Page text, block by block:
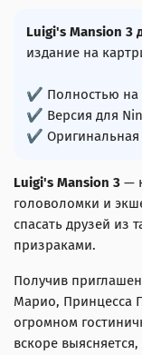
Luigi's Mansion 3
издание на
✔ Полностью на
✔ Версия для
✔ Оригинальная
Luigi's Mansion 3 —
головоломки и
спасать друзей из
призраками.
Получив
Марио, Принцесса
огромном
вскоре